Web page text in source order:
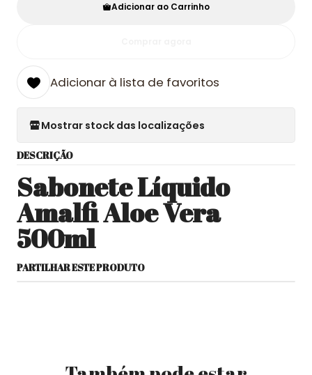
Adicionar ao Carrinho
Adicionar à lista de favoritos
Mostrar stock das localizações
DESCRIÇÃO
Sabonete Líquido
Amalfi Aloe Vera
500ml
PARTILHAR ESTE PRODUTO